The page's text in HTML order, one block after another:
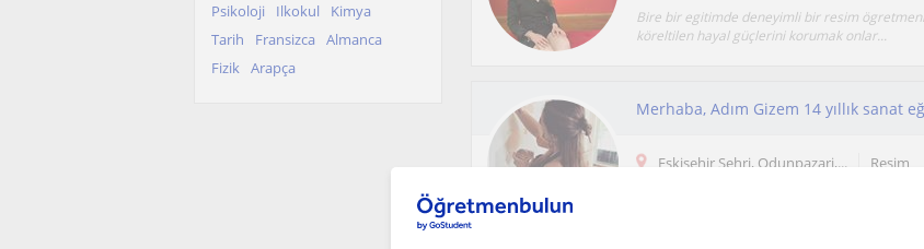
Psikoloji
Ilkokul
Kimya
Tarih
Fransizca
Almanca
Fizik Arapça
Bire bir egitimde deneyimli bir resim
köreltilen hayal güçlerini korumak onlar...
Eskisehir Sehri, Odunpazari,... Resim